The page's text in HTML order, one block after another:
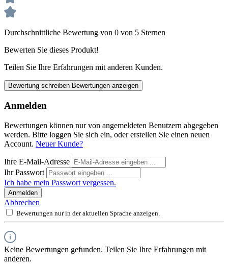
Durchschnittliche Bewertung von 0 von 5 Sternen
Bewerten Sie dieses Produkt!
Teilen Sie Ihre Erfahrungen mit anderen Kunden.
Bewertung schreiben Bewertungen anzeigen
Anmelden
Bewertungen können nur von angemeldeten Benutzern abgegeben
werden. Bitte loggen Sie sich ein, oder erstellen Sie einen neuen
Account. Neuer Kunde?
Ihre E-Mail-Adresse
Ihr Passwort
Ich habe mein Passwort vergessen.
Anmelden
Abbrechen
Bewertungen nur in der aktuellen Sprache anzeigen.
Keine Bewertungen gefunden. Teilen Sie Ihre Erfahrungen mit
anderen.